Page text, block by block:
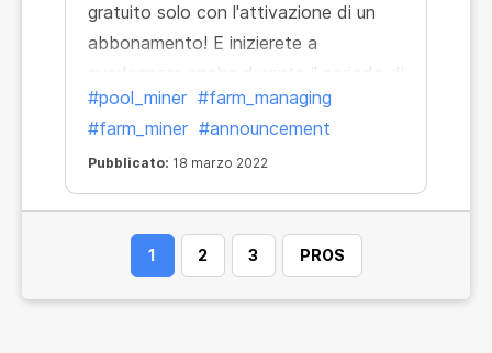
gratuito solo con l'attivazione di un
abbonamento! E inizierete a
guadagnare anche durante il periodo di
prova gratuito!
#pool_miner #farm_managing
#farm_miner #announcement
Pubblicato: 18 marzo 2022
1 2 3 PROS